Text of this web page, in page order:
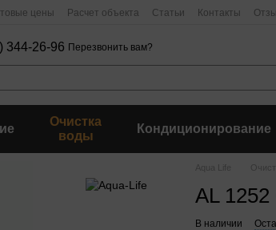
цены Расчет объекта Статьи Контакты
344-26-96 Перезвонить вам?
Очистка
воды
Кондиционирование
Aqua Life
AL
В наличии